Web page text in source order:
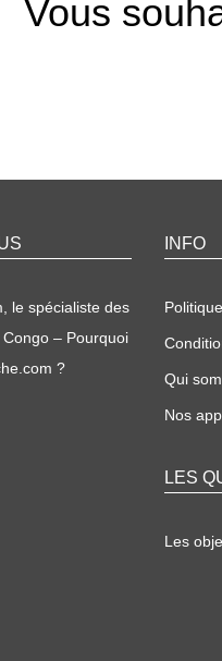
Vous
le spécialiste des
– Pourquoi
?
INFO
Qui
Nos
LES
Les